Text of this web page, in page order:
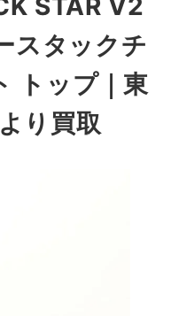
STAR V2
スタックチ
トップ｜東
り買取